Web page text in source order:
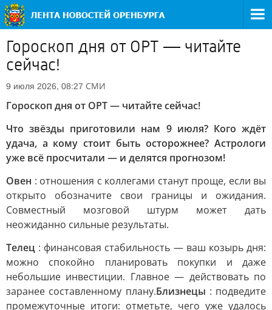
Гороскоп дня от ОРТ — читайте
сейчас!
9 июля 2026, 08:27 СМИ
Гороскоп дня от ОРТ — читайте сейчас!
Что звёзды приготовили нам 9 июля? Кого ждёт
удача, а кому стоит быть осторожнее? Астрологи
уже всё просчитали — и делятся прогнозом!
Овен : отношения с коллегами станут проще, если вы
открыто обозначите свои границы и ожидания.
Совместный мозговой штурм может дать
неожиданно сильные результаты.
Телец : финансовая стабильность — ваш козырь дня:
можно спокойно планировать покупки и даже
небольшие инвестиции. Главное — действовать по
заранее составленному плану.Близнецы : подведите
промежуточные итоги: отметьте, чего уже удалось